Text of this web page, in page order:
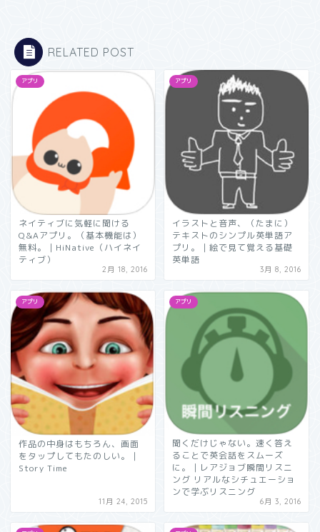
RELATED POST
アプリ
ネイティブに気軽に聞ける
Q&Aアプリ。（基本機能は）
無料。｜HiNative（ハイネイ
ティブ）
2月 18, 2016
アプリ
イラストと音声、（たまに）
テキストのシンプル英単語ア
プリ。｜絵で見て覚える基礎
英単語
3月 8, 2016
アプリ
作品の中身はもちろん、画面
をタップしてもたのしい。｜
Story Time
11月 24, 2015
アプリ
聞くだけじゃない。速く答え
ることで英会話をスムーズ
に。｜レアジョブ瞬間リスニ
ング リアルなシチュエーショ
ンで学ぶリスニング
6月 3, 2016